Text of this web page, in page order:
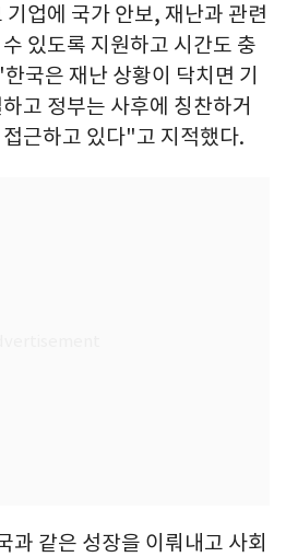
업에 국가 안보, 재난과 관련
있도록 지원하고 시간도 충
국은 재난 상황이 닥치면 기
고 정부는 사후에 칭찬하거
근하고 있다"고 지적했다.
과 같은 성장을 이뤄내고 사회